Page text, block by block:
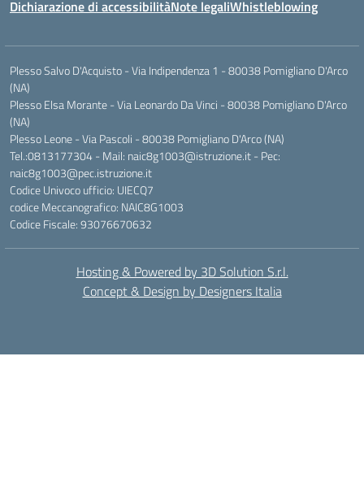
Dichiarazione di accessibilitàNote legaliWhistleblowing
Plesso Salvo D'Acquisto - Via Indipendenza 1 - 80038 Pomigliano D'Arco
(NA)
Plesso Elsa Morante - Via Leonardo Da Vinci - 80038 Pomigliano D'Arco
(NA)
Plesso Leone - Via Pascoli - 80038 Pomigliano D'Arco (NA)
Tel.:0813177304 - Mail: naic8g1003@istruzione.it - Pec:
naic8g1003@pec.istruzione.it
Codice Univoco ufficio: UIECQ7
codice Meccanografico: NAIC8G1003
Codice Fiscale: 93076670632
Hosting & Powered by 3D Solution S.r.l.
Concept & Design by Designers Italia